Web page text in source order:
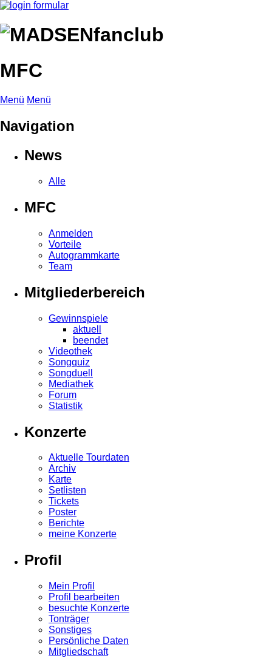
MFC
Menü Menü
Navigation
News
Alle
MFC
Anmelden
Vorteile
Autogrammkarte
Team
Mitgliederbereich
Gewinnspiele
aktuell
beendet
Videothek
Songquiz
Songduell
Mediathek
Forum
Statistik
Konzerte
Aktuelle Tourdaten
Archiv
Karte
Setlisten
Tickets
Poster
Berichte
meine Konzerte
Profil
Mein Profil
Profil bearbeiten
besuchte Konzerte
Tonträger
Sonstiges
Persönliche Daten
Mitgliedschaft